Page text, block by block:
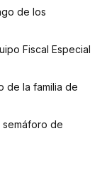
de los
Fiscal Especial
de la familia de
semáforo de